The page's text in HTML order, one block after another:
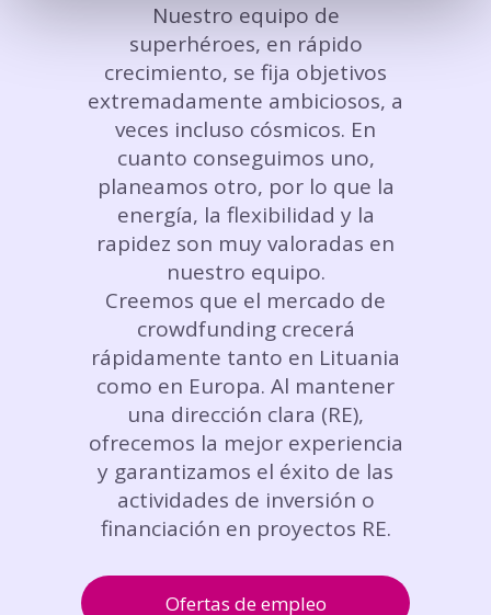
Nuestro equipo de
superhéroes, en rápido
crecimiento, se fija objetivos
extremadamente ambiciosos, a
veces incluso cósmicos. En
cuanto conseguimos uno,
planeamos otro, por lo que la
energía, la flexibilidad y la
rapidez son muy valoradas en
nuestro equipo.
Creemos que el mercado de
crowdfundingcrecerá
rápidamente tanto en Lituania
como en Europa. Al mantener
una dirección clara (RE),
ofrecemos la mejor experiencia
y garantizamos el éxito de las
actividades de inversión o
financiación en proyectos RE.
Ofertas de empleo